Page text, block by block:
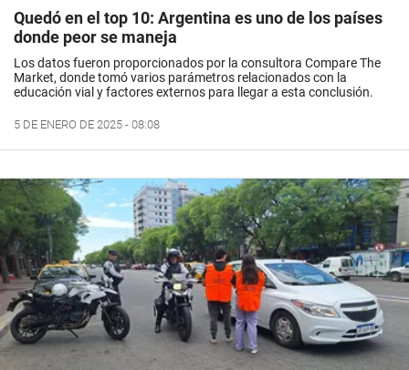
Quedó en el top 10: Argentina es uno de los países
donde peor se maneja
Los datos fueron proporcionados por la consultora Compare The
Market, donde tomó varios parámetros relacionados con la
educación vial y factores externos para llegar a esta conclusión.
5 DE ENERO DE 2025 - 08:08